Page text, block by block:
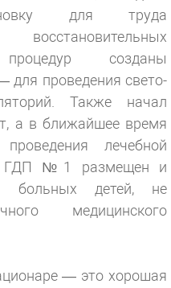
для труда
процедур созданы
для проведения свето-
Также начал
а в ближайшее время
лечебной
ГДП №1 размещен и
больных детей, не
медицинского
— это хорошая